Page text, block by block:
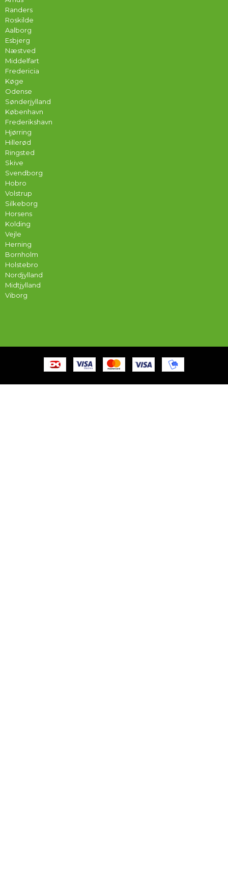
Randers
Roskilde
Aalborg
Esbjerg
Næstved
Middelfart
Fredericia
Køge
Odense
Sønderjylland
København
Frederikshavn
Hjørring
Hillerød
Ringsted
Skive
Svendborg
Hobro
Volstrup
Silkeborg
Horsens
Kolding
Vejle
Herning
Bornholm
Holstebro
Nordjylland
Midtjylland
Viborg